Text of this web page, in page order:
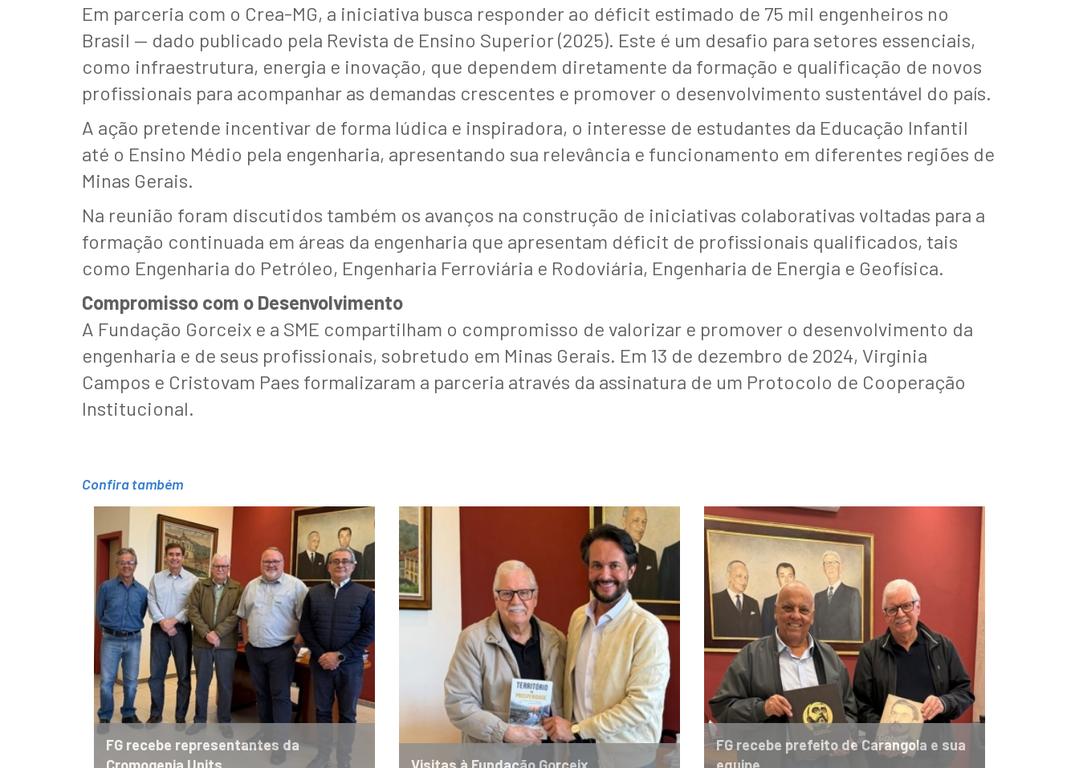
Em parceria com o Crea-MG, a iniciativa busca responder ao déficit estimado de 75 mil engenheiros no
Brasil — dado publicado pela Revista de Ensino Superior (2025). Este é um desafio para setores essenciais,
como infraestrutura, energia e inovação, que dependem diretamente da formação e qualificação de novos
profissionais para acompanhar as demandas crescentes e promover o desenvolvimento sustentável do país.
A ação pretende incentivar de forma lúdica e inspiradora, o interesse de estudantes da Educação Infantil
até o Ensino Médio pela engenharia, apresentando sua relevância e funcionamento em diferentes regiões de
Minas Gerais.
Na reunião foram discutidos também os avanços na construção de iniciativas colaborativas voltadas para a
formação continuada em áreas da engenharia que apresentam déficit de profissionais qualificados, tais
como Engenharia do Petróleo, Engenharia Ferroviária e Rodoviária, Engenharia de Energia e Geofísica.
Compromisso com o Desenvolvimento
A Fundação Gorceix e a SME compartilham o compromisso de valorizar e promover o desenvolvimento da
engenharia e de seus profissionais, sobretudo em Minas Gerais. Em 13 de dezembro de 2024, Virginia
Campos e Cristovam Paes formalizaram a parceria através da assinatura de um Protocolo de Cooperação
Institucional.
Confira também
FG recebe representantes da
FG recebe prefeito de Carangola e sua